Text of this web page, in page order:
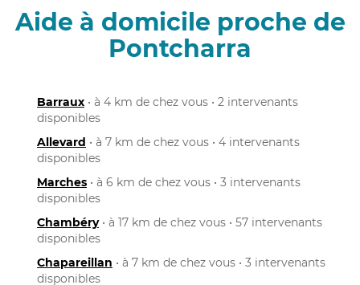
Aide à domicile proche de
Pontcharra
Barraux • à 4 km de chez vous • 2 intervenants
disponibles
Allevard • à 7 km de chez vous • 4 intervenants
disponibles
Marches • à 6 km de chez vous • 3 intervenants
disponibles
Chambéry• à 17 km de chez vous • 57 intervenants
disponibles
Chapareillan • à 7 km de chez vous • 3 intervenants
disponibles